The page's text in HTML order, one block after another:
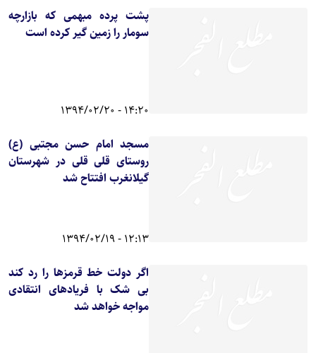
پشت پرده مبهمی که بازارچه
سومار را زمین گیر کرده است
14:20 - 1394/02/20
مسجد امام حسن مجتبی (ع)
روستای قلی قلی در شهرستان
گیلانغرب افتتاح شد
12:13 - 1394/02/19
اگر دولت خط قرمزها را رد کند
بی شک با فریادهای انتقادی
مواجه خواهد شد